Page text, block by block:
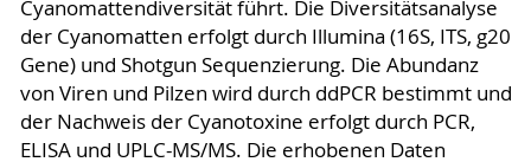
Cyanomattendiversität führt. Die Diversitätsanalyse
der Cyanomatten erfolgt durch Illumina (16S, ITS, g20
Gene) und Shotgun Sequenzierung. Die Abundanz
von Viren und Pilzen wird durch ddPCR bestimmt und
der Nachweis der Cyanotoxine erfolgt durch PCR,
ELISA und UPLC-MS/MS. Die erhobenen Daten